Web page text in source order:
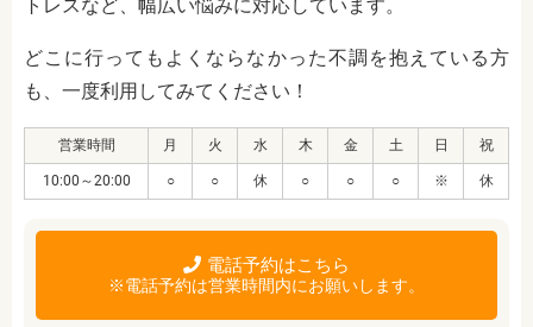
トレスなど、幅広い悩みに対応しています。
どこに行ってもよくならなかった不調を抱えている方
も、一度利用してみてください！
営業時間 月 火 水 木 金 土 日 祝
10:00～20:00 ○ ○ 休 ○ ○ ○ ※ 休
電話予約はこちら
※電話予約は営業時間内にお願いします。